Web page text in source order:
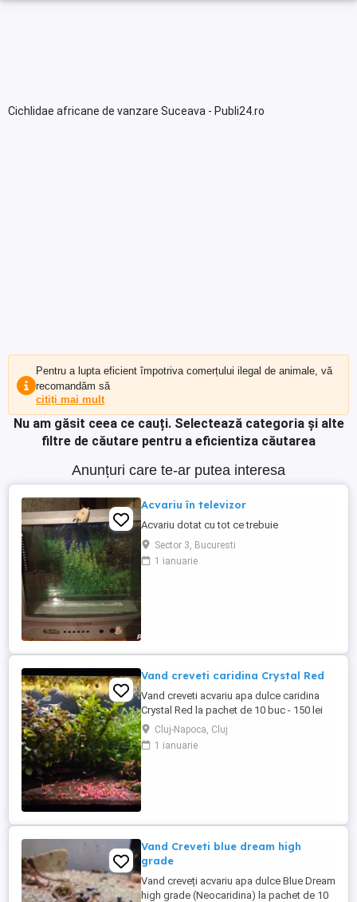
Cichlidae africane de vanzare Suceava - Publi24.ro
Pentru a lupta eficient împotriva comerțului ilegal de animale, vă
recomandăm să
citiți mai mult
Nu am găsit ceea ce cauți. Selectează categoria și alte
filtre de căutare pentru a eficientiza căutarea
Anunțuri care te-ar putea interesa
Acvariu în televizor
Acvariu dotat cu tot ce trebuie
Sector 3, Bucuresti
1 ianuarie
Vand creveti caridina Crystal Red
Vand creveti acvariu apa dulce caridina
Crystal Red la pachet de 10 buc - 150 lei
pachet. Bonus 1 bucata la fiecare pachet
complet cumparat. Alte detalii in poze sau
in privat. Sunt crescuti si înmultiti de mine
Cluj-Napoca, Cluj
1 ianuarie
Vand Creveti blue dream high
grade
Vand creveți acvariu apa dulce Blue Dream
high grade (Neocaridina) la pachet de 10